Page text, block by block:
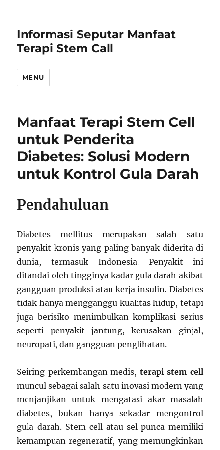
Informasi Seputar Manfaat
Terapi Stem Call
MENU
Manfaat Terapi Stem Cell
untuk Penderita
Diabetes: Solusi Modern
untuk Kontrol Gula Darah
Pendahuluan
Diabetes mellitus merupakan salah satu
penyakit kronis yang paling banyak diderita di
dunia, termasuk Indonesia. Penyakit ini
ditandai oleh tingginya kadar gula darah akibat
gangguan produksi atau kerja insulin. Diabetes
tidak hanya mengganggu kualitas hidup, tetapi
juga berisiko menimbulkan komplikasi serius
seperti penyakit jantung, kerusakan ginjal,
neuropati, dan gangguan penglihatan.
Seiring perkembangan medis, terapi stem cell
muncul sebagai salah satu inovasi modern yang
menjanjikan untuk mengatasi akar masalah
diabetes, bukan hanya sekadar mengontrol
gula darah. Stem cell atau sel punca memiliki
kemampuan regeneratif, yang memungkinkan